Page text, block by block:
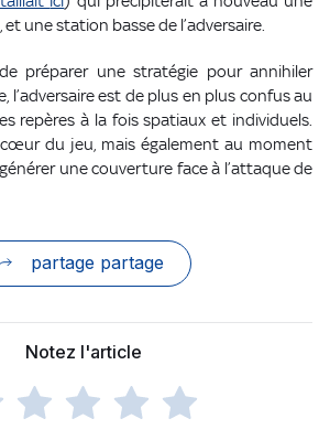
une station basse de l’adversaire.
préparer une stratégie pour annihiler
l’adversaire est de plus en plus confus au
repères à la fois spatiaux et individuels.
du jeu, mais également au moment
une couverture face à l’attaque de
partage partage
Notez l'article